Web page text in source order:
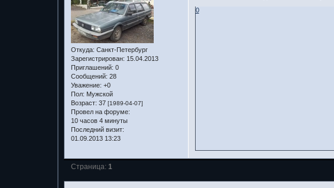
Откуда: Санкт-Петербург
Зарегистрирован: 15.04.2013
Приглашений: 0
Сообщений: 28
Уважение: +0
Пол: Мужской
Возраст: 37 [1989-04-07]
Провел на форуме:
10 часов 4 минуты
Последний визит:
01.09.2013 13:23
0
Страница: 1